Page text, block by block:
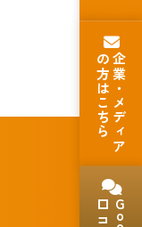
企業・メディア
の方はこちら